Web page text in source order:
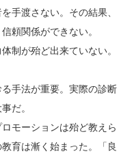
手渡さない。その結果、
頼関係ができない。
制が殆ど出来ていない。
手法が重要。実際の診断
だ。
モーションは殆ど教えら
育は漸く始まった。「良